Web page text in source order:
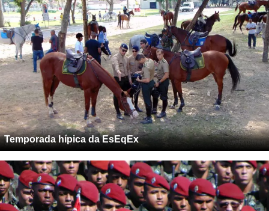
Temporada hípica da EsEqEx